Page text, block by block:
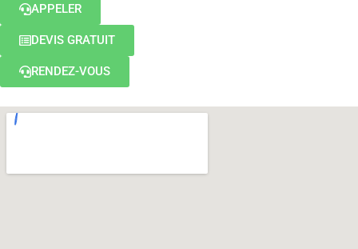
APPELER
DEVIS GRATUIT
RENDEZ-VOUS